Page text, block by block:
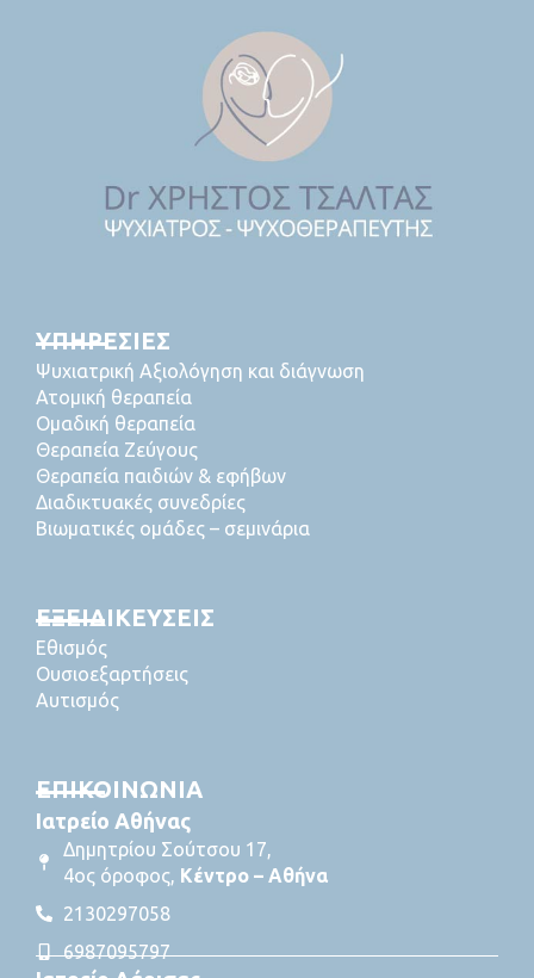
ΥΠΗΡΕΣΙΕΣ
Ψυχιατρική Αξιολόγηση και διάγνωση
Ατομική θεραπεία
Ομαδική θεραπεία
Θεραπεία Ζεύγους
Θεραπεία παιδιών & εφήβων
Διαδικτυακές συνεδρίες
Βιωματικές ομάδες – σεμινάρια
ΕΞΕΙΔΙΚΕΥΣΕΙΣ
Εθισμός
Ουσιοεξαρτήσεις
Αυτισμός
ΕΠΙΚΟΙΝΩΝΙΑ
Ιατρείο Αθήνας
Δημητρίου Σούτσου 17,
4ος όροφος, Κέντρο – Αθήνα
2130297058
6987095797